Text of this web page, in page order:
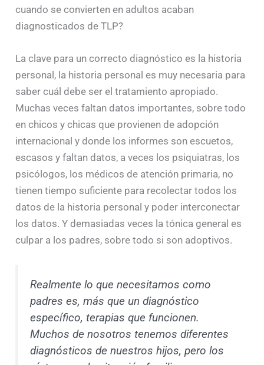
cuando se convierten en adultos acaban
diagnosticados de TLP?
La clave para un correcto diagnóstico es la historia
personal, la historia personal es muy necesaria para
saber cuál debe ser el tratamiento apropiado.
Muchas veces faltan datos importantes, sobre todo
en chicos y chicas que provienen de adopción
internacional y donde los informes son escuetos,
escasos y faltan datos, a veces los psiquiatras, los
psicólogos, los médicos de atención primaria, no
tienen tiempo suficiente para recolectar todos los
datos de la historia personal y poder interconectar
los datos. Y demasiadas veces la tónica general es
culpar a los padres, sobre todo si son adoptivos.
Realmente lo que necesitamos como
padres es, más que un diagnóstico
específico, terapias que funcionen.
Muchos de nosotros tenemos diferentes
diagnósticos de nuestros hijos, pero los